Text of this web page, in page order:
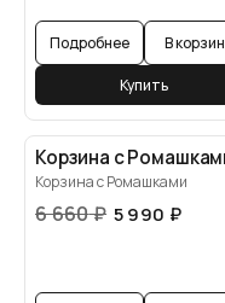
Подробнее В
Купить
Корзина с
Корзина с Ромашками
6 660₽ 5 990 ₽